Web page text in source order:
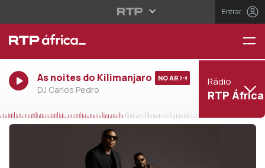
Entrar
As noites do Kilimanjaro
DJ Carlos Pedro
NO AR Rádio
RTP África